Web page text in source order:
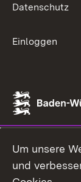
Datenschutz
Einloggen
Um unsere
und